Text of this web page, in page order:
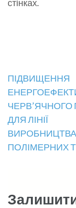
стінках.
Навігація
записів
ПІДВИЩЕННЯ
ЧЕРВ’ЯЧНОГО
ДЛЯ ЛІНІЇ
ВИРОБНИЦТВА
ПОЛІМЕРНИХ